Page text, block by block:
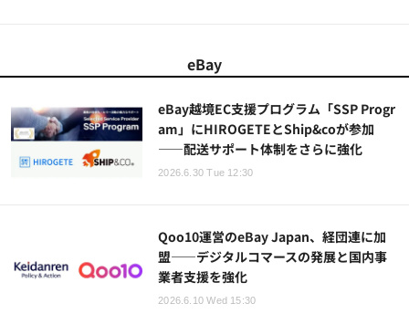
eBay
eBay越境EC支援プログラム「SSP Progr
am」にHIROGETEとShip&coが参加
——配送サポート体制をさらに強化
2026.6.30 Tue 12:30
Qoo10運営のeBay Japan、経団連に加
盟——デジタルコマースの発展と国内事
業者支援を強化
2026.6.10 Wed 15:30